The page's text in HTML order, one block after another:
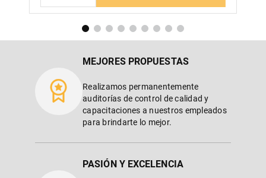
MEJORES PROPUESTAS
Realizamos permanentemente
auditorías de control de calidad y
capacitaciones a nuestros empleados
para brindarte lo mejor.
PASIÓN Y EXCELENCIA